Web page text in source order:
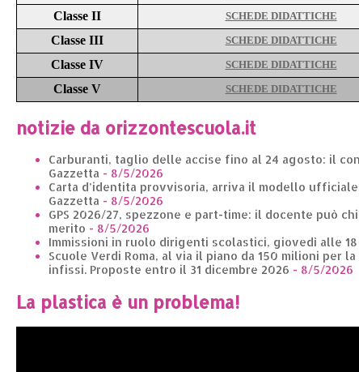
Classe II SCHEDE DIDATTICHE
Classe III SCHEDE DIDATTICHE
Classe IV SCHEDE DIDATTICHE
Classe V SCHEDE DIDATTICHE
notizie da orizzontescuola.it
Carburanti, taglio delle accise fino al 24 agosto: il
Gazzetta - 8/5/2026
Carta d’identita provvisoria, arriva il modello
Gazzetta - 8/5/2026
GPS 2026/27, spezzone e part-time: il docente può
merito - 8/5/2026
Immissioni in ruolo dirigenti scolastici, giovedì alle
Scuole Verdi Roma, al via il piano da 150 milioni
infissi. Proposte entro il 31 dicembre 2026 - 8/5/2026
La plastica è un problema!